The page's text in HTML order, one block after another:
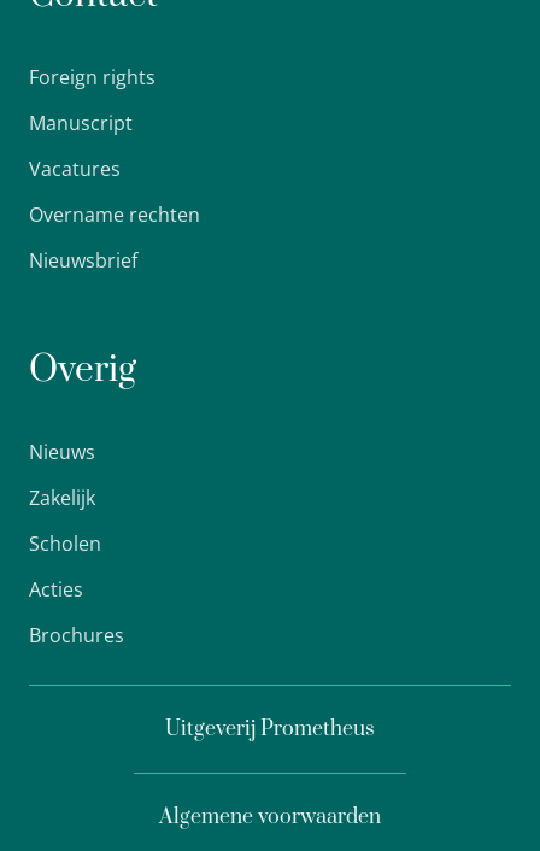
Foreign rights
Manuscript
Vacatures
Overname rechten
Nieuwsbrief
Overig
Nieuws
Zakelijk
Scholen
Acties
Brochures
Uitgeverij Prometheus
Algemene voorwaarden